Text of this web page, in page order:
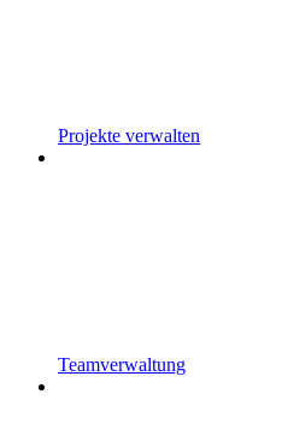
Projekte verwalten
Teamverwaltung